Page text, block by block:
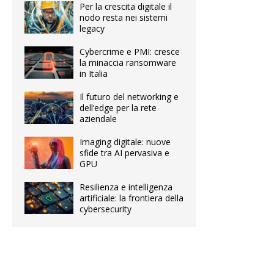
Per la crescita digitale il
nodo resta nei sistemi
legacy
Cybercrime e PMI: cresce
la minaccia ransomware
in Italia
Il futuro del networking e
dell’edge per la rete
aziendale
Imaging digitale: nuove
sfide tra AI pervasiva e
GPU
Resilienza e intelligenza
artificiale: la frontiera della
cybersecurity